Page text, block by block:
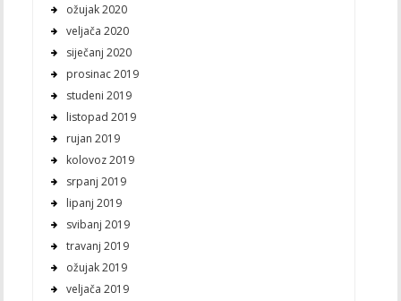
ožujak 2020
veljača 2020
siječanj 2020
prosinac 2019
studeni 2019
listopad 2019
rujan 2019
kolovoz 2019
srpanj 2019
lipanj 2019
svibanj 2019
travanj 2019
ožujak 2019
veljača 2019